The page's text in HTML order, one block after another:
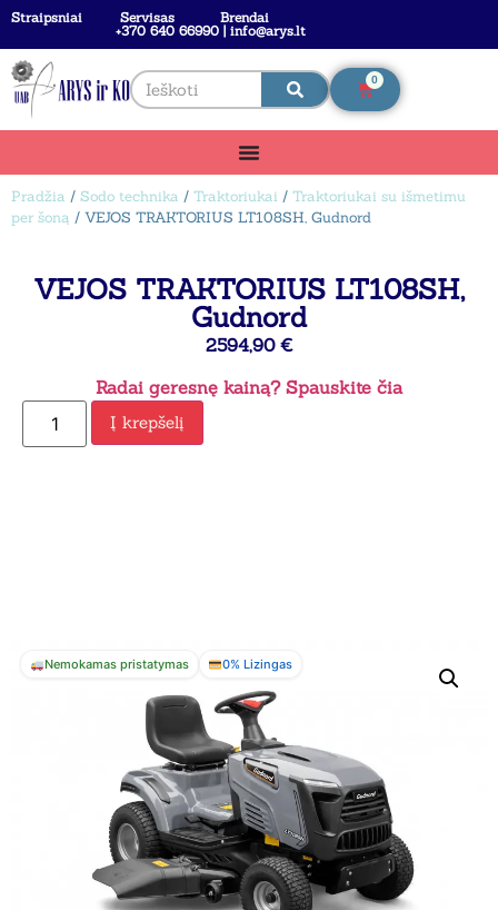
Straipsniai Servisas
Brendai
+370 640 66990 | info@arys.lt
0
Pradžia / Sodo technika / Traktoriukai / Traktoriukai su išmetimu
per šoną / VEJOS TRAKTORIUS LT108SH, Gudnord
VEJOS TRAKTORIUS LT108SH,
Gudnord
2594,90 €
Radai geresnę kainą? Spauskite čia
Į krepšelį
Nemokamas pristatymas 0% Lizingas